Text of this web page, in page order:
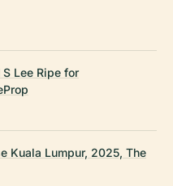
S Lee Ripe for
Kuala Lumpur, 2025, The